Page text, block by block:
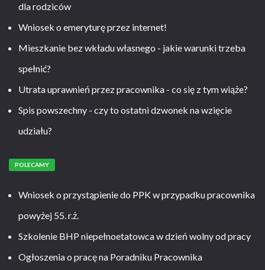
dla rodziców
Wniosek o emeryturę przez internet!
Mieszkanie bez wkładu własnego - jakie warunki trzeba
spełnić?
Utrata uprawnień przez pracownika - co się z tym wiąże?
Spis powszechny - czy to ostatni dzwonek na wzięcie
udziału?
POLECAMY
Wniosek o przystąpienie do PPK w przypadku pracownika
powyżej 55. r.ż.
Szkolenie BHP niepełnoetatowca w dzień wolny od pracy
Ogłoszenia o pracę na Poradniku Pracownika